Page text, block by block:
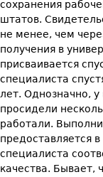
сохранения
штатов.
не менее, чем
получения в
присваивается
специалиста
лет. Однозначно,
просидели
работали.
предоставляется
специалиста
качества. Бывает,